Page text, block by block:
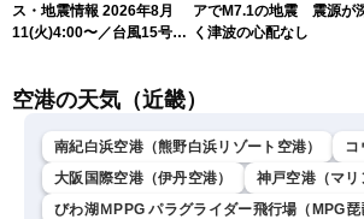
ス・地震情報 2026年8月
11(火)4:00〜／台風15号が
グ・福吉貴文〉／H3ロケッ
アでM7.1の地震 震源が
く津波の心配なし
空港の天気（近畿）
南紀白浜空港（熊野白浜リゾート空港）
大阪国際空港（伊丹空港）
神戸空港（マリ
びわ湖ＭPPG パラグライダー飛行場（MPG琵